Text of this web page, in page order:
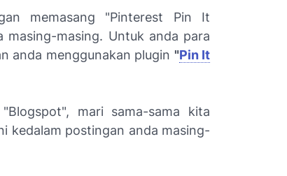
memasang "Pinterest Pin It
masing. Untuk anda para
anda menggunakan plugin "Pin It
mari sama-sama kita
kedalam postingan anda masing-